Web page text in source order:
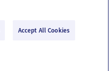
Accept All Cookies